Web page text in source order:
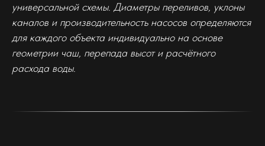
универсальной схемы. Диаметры переливов, уклоны
каналов и производительность насосов определяются
для каждого объекта индивидуально на основе
геометрии чаш, перепада высот и расчётного
расхода воды.